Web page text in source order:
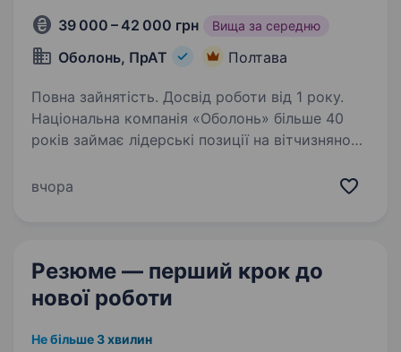
39 000 – 42 000 грн Вища за середню
Оболонь, ПрАТ Полтава
Повна зайнятість. Досвід роботи від 1 року.
Національна компанія «Оболонь» більше 40
років займає лідерські позиції на вітчизняному
відомим брендом. Люди на п’яти континентах
вчора
Резюме — перший крок до
нової роботи
Не більше 3 хвилин